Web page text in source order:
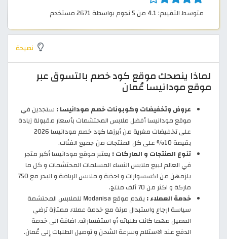
متوسط التقييم: 4.1 من 5 نجوم بواسطة 2671 مستخدم
نصيحة
لماذا ينصحك موقع كود خصم بالتسوق عبر
موقع مودانيسا عُمان
عروض وتخفيضات وكوبونات خصم مودانيسا : ستجدين في
موقع مودانيسا أفضل ملابس المحتشمات بأسعار مقبولة زيادة
على تخفيضات مغرية من أبرزها كود خصم مودانيسا 2026
بقيمة 10% على كل المنتجات من جميع الفئات.
تنوع المنتجات و الماركات : يعتبر موقع مودانيسا أكبر متجر
في العالم لبيع ملابس النساء المسلمات المحتشمات و كل ما
يلزمهن من اكسسوارات و احذية و ملابس الرياضة و البحر مع 750
ماركة و اكثر من 70 ألف منتج.
خدمة العملاء :
يقدم موقع Modanisa للملابس المحتشمة
سياسة ارجاع واستبدال مرنة مع خدمة عملاء ممتازة ترضي
العميل مهما كانت طلباته أو استفساراته. اضافة الى خدمة
الدفع عند الاستلام وسرعة الشحن و توصيل الطلبات إلى عُمان.